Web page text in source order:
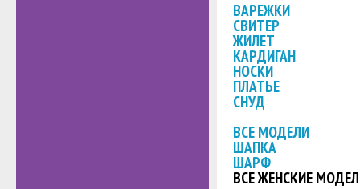
ВАРЕЖКИ
СВИТЕР
ЖИЛЕТ
КАРДИГАН
НОСКИ
ПЛАТЬЕ
СНУД
ВСЕ МОДЕЛИ
ШАПКА
ШАРФ
ВСЕ ЖЕНСКИЕ